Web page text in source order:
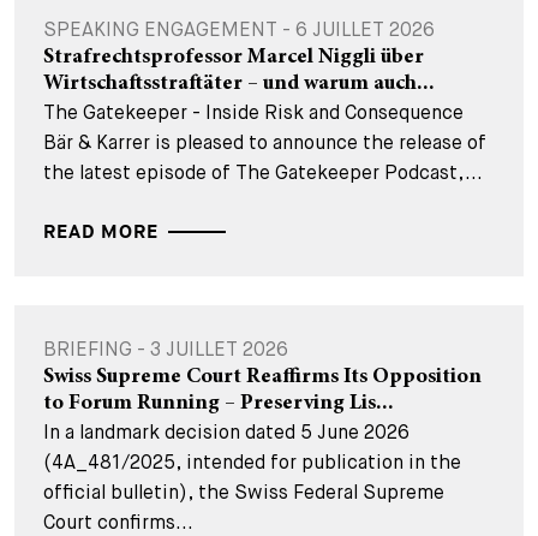
SPEAKING ENGAGEMENT - 6 JUILLET 2026
Strafrechtsprofessor Marcel Niggli über
Wirtschaftsstraftäter – und warum auch...
The Gatekeeper - Inside Risk and Consequence
Bär & Karrer is pleased to announce the release of
the latest episode of The Gatekeeper Podcast,...
READ MORE
BRIEFING - 3 JUILLET 2026
Swiss Supreme Court Reaffirms Its Opposition
to Forum Running – Preserving Lis...
In a landmark decision dated 5 June 2026
(4A_481/2025, intended for publication in the
official bulletin), the Swiss Federal Supreme
Court confirms...